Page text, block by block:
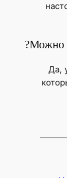
Можно
Да,